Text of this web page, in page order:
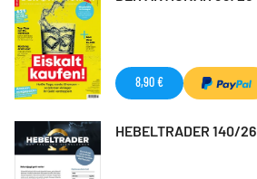
8,90 €
HEBELTRADER 140/26